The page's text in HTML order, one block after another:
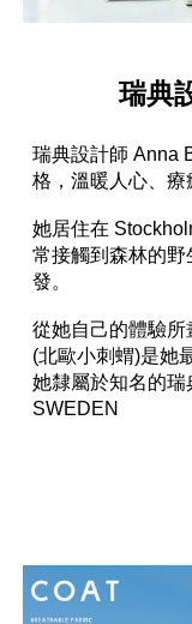
瑞典
瑞典設計師 Anna
格，溫暖人心、療
她居住在
常接觸到森林的
發。
從她自己的體驗
(北歐小刺蝟)是她
她隸屬於知名的
SWEDEN